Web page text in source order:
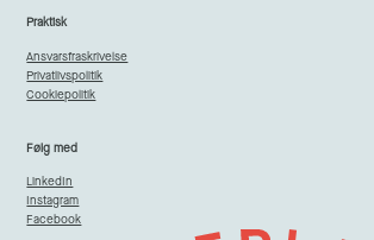
Praktisk
Ansvarsfraskrivelse
Privatlivspolitik
Cookiepolitik
Følg med
LinkedIn
Instagram
Facebook